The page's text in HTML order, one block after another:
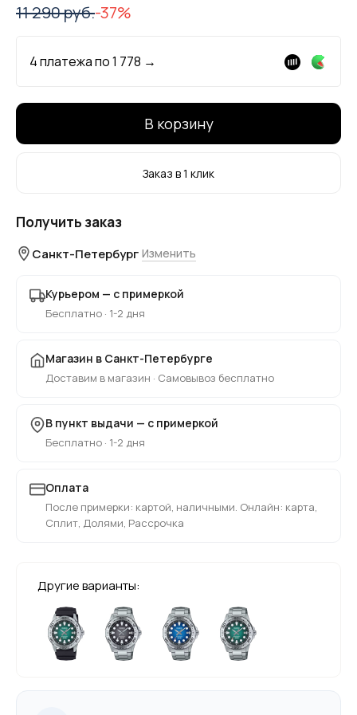
11 290 руб.-37%
4 платежа по1 778 →
В корзину
Заказ в 1 клик
Получить заказ
Санкт-Петербург Изменить
Курьером — с примеркой
Бесплатно · 1-2 дня
Магазин в Санкт-Петербурге
Доставим в магазин · Самовывоз бесплатно
В пункт выдачи — с примеркой
Бесплатно · 1-2 дня
Оплата
После примерки: картой, наличными. Онлайн: карта,
Сплит, Долями, Рассрочка
Другие варианты: